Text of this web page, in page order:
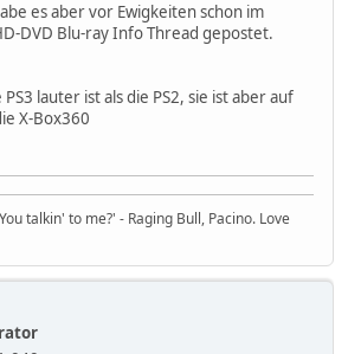
es aber vor Ewigkeiten schon im
DVD Blu-ray Info Thread gepostet.
lauter ist als die PS2, sie ist aber auf
X-Box360
talkin' to me?' - Raging Bull, Pacino. Love